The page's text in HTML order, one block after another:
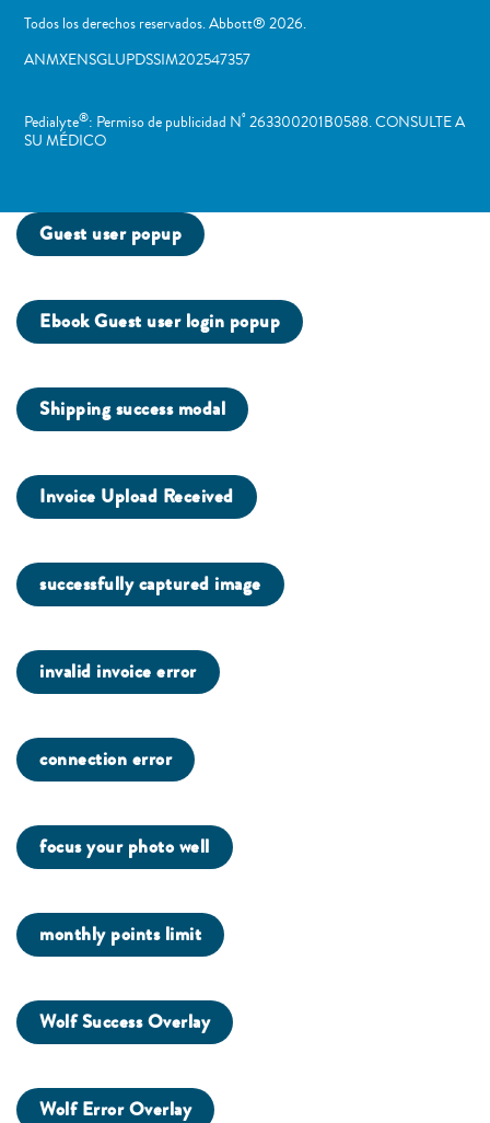
Todos los derechos reservados. Abbott® 2026.
ANMXENSGLUPDSSIM202547357
Pedialyte®: Permiso de publicidad Nº 263300201B0588. CONSULTE A
SU MÉDICO
Guest user popup
Ebook Guest user login popup
Shipping success modal
Invoice Upload Received
successfully captured image
invalid invoice error
connection error
focus your photo well
monthly points limit
Wolf Success Overlay
Wolf Error Overlay